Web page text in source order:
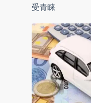
受青睐